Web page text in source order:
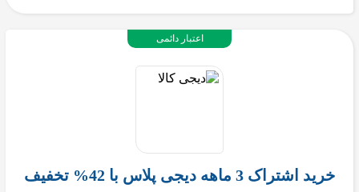
خرید اشتراک 3 ماهه دیجی پلاس با 42% تخفیف
اعتبار دائمی